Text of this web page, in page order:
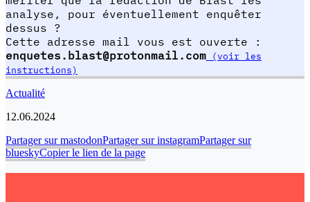
analyse, pour éventuellement enquêter
dessus ?
Cette adresse mail vous est ouverte :
enquetes.blast@protonmail.com (voir les
instructions)
Actualité
12.06.2024
Partager sur mastodonPartager sur instagramPartager sur
blueskyCopier le lien de la page